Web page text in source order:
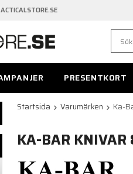
PRESENTKORT
Startsida Varumärken Ka-
KA-BAR KNIVAR